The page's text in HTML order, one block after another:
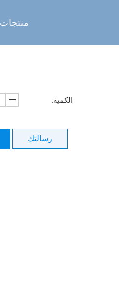
منتجات
الكمية:
رسالتك